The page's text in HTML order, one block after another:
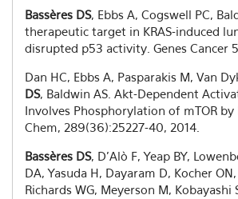
Bassères DS, Ebbs A, Cogswell PC,
therapeutic target in KRAS-induced
disrupted p53 activity. Genes Cancer
Dan HC, Ebbs A, Pasparakis M, Van
DS, Baldwin AS. Akt-Dependent
Involves Phosphorylation of mTOR by
Chem, 289(36):25227-40, 2014.
Bassères DS, D’Alò F, Yeap BY,
DA, Yasuda H, Dayaram D, Kocher
Richards WG, Meyerson M, Kobayashi